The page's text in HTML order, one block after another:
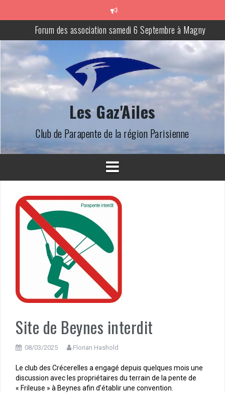
Forum des association samedi 6 Septembre à Magny
Site de Beynes interdit
Accès aux sites de Lalandelle et Saint Clair Sur Epte pendant la
chasse
Les Gaz'Ailes
Club de Parapente de la région Parisienne
Site de Beynes interdit
08/03/2025 Florian Hashold
Le club des Crécerelles a engagé depuis quelques mois une
discussion avec les propriétaires du terrain de la pente de
« Frileuse » à Beynes afin d’établir une convention.